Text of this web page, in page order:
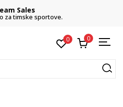
COLLECT
u trgovini
0 0